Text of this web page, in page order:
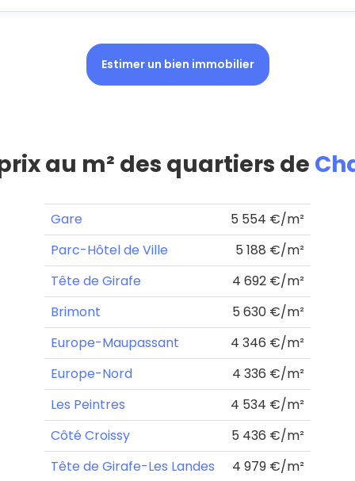
Estimer un bien immobilier
au m² des quartiers de
Gare
5 554 €/m²
Parc-Hôtel de Ville
5 188 €/m²
Tête de Girafe
4 692 €/m²
Brimont
5 630 €/m²
Europe-Maupassant
4 346 €/m²
Europe-Nord
4 336 €/m²
Les Peintres
4 534 €/m²
Côté Croissy
5 436 €/m²
Tête de Girafe-Les Landes
4 979 €/m²